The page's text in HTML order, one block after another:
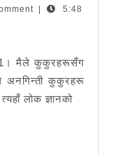
5:48
मैले कुकुरहरूसँग
अनगिन्ती कुकुरहरू
लोक ज्ञानको